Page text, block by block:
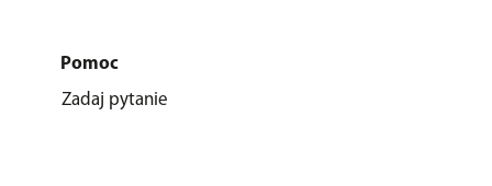
Pomoc
Zadaj pytanie